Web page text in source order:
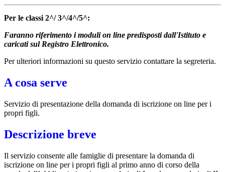
Per le classi 2^/ 3^/4^/5^:
Faranno riferimento i moduli on line predisposti dall'Istituto e
caricati sul Registro Elettronico.
Per ulteriori informazioni su questo servizio contattare la segreteria.
A cosa serve
Servizio di presentazione della domanda di iscrizione on line per i
propri figli.
Descrizione breve
Il servizio consente alle famiglie di presentare la domanda di
iscrizione on line per i propri figli al primo anno di corso della